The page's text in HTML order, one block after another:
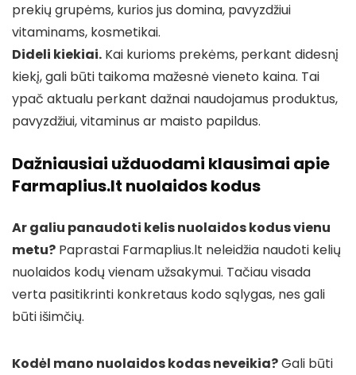
prekių grupėms, kurios jus domina, pavyzdžiui
vitaminams, kosmetikai.
Dideli kiekiai. Kai kurioms prekėms, perkant didesnį
kiekį, gali būti taikoma mažesnė vieneto kaina. Tai
ypač aktualu perkant dažnai naudojamus produktus,
pavyzdžiui, vitaminus ar maisto papildus.
Dažniausiai užduodami klausimai apie
Farmaplius.lt nuolaidos kodus
Ar galiu panaudoti kelis nuolaidos kodus vienu
metu? Paprastai Farmaplius.lt neleidžia naudoti kelių
nuolaidos kodų vienam užsakymui. Tačiau visada
verta pasitikrinti konkretaus kodo sąlygas, nes gali
būti išimčių.
Kodėl mano nuolaidos kodas neveikia?Gali būti